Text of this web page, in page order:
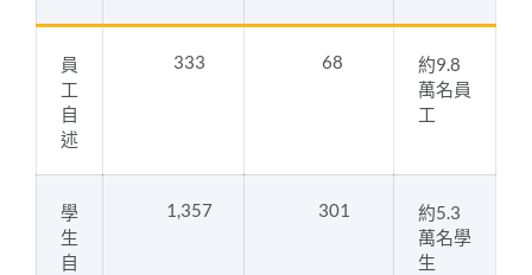
員
工
自
述
333 68
約9.8
萬名員
工
學
生
自
1,357 301
約5.3
萬名學
生